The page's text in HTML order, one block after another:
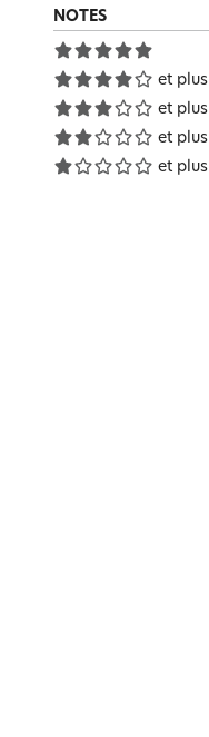
NOTES
et plus
et plus
et plus
et plus